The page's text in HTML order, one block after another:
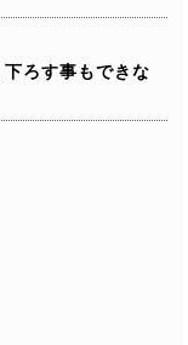
ろす事もできな